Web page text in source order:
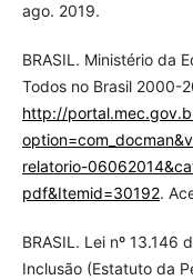
ago. 2019.
BRASIL. Ministério da
Todos no Brasil 2000-
http://
relatorio-
pdf&Itemid=30192.
BRASIL. Lei nº 13.146
Inclusão (Estatuto da